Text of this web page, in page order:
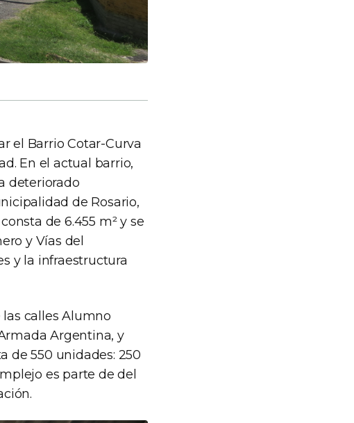
el Barrio Cotar-Curva
En el actual barrio,
deteriorado
de Rosario,
de 6.455 m² y se
y Vías del
y la infraestructura
las calles Alumno
Argentina, y
de 550 unidades: 250
es parte de del